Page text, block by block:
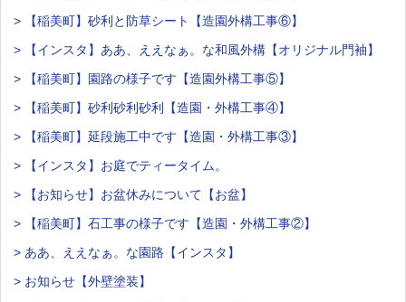
> 【稲美町】砂利と防草シート【造園外構工事⑥】
> 【インスタ】ああ、ええなぁ。な和風外構【オリジナル門袖】
> 【稲美町】園路の様子です【造園外構工事⑤】
> 【稲美町】砂利砂利砂利【造園・外構工事④】
> 【稲美町】延段施工中です【造園・外構工事③】
> 【インスタ】お庭でティータイム。
> 【お知らせ】お盆休みについて【お盆】
> 【稲美町】石工事の様子です【造園・外構工事②】
> ああ、ええなぁ。な園路【インスタ】
> お知らせ【外壁塗装】